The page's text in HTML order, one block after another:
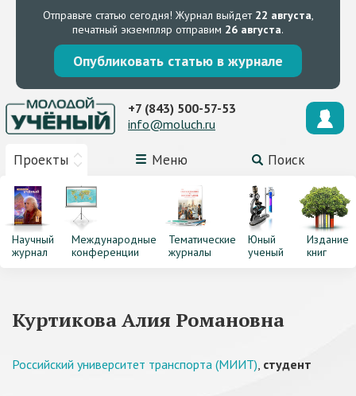
Отправьте статью сегодня! Журнал выйдет 22 августа,
печатный экземпляр отправим 26 августа.
Опубликовать статью в журнале
Проекты Меню Поиск
+7 (843) 500-57-53
info@moluch.ru
Научный
журнал
Международные
конференции
Тематические
журналы
Юный
ученый
Издание
книг
Куртикова Алия Романовна
Российский университет транспорта (МИИТ), студент